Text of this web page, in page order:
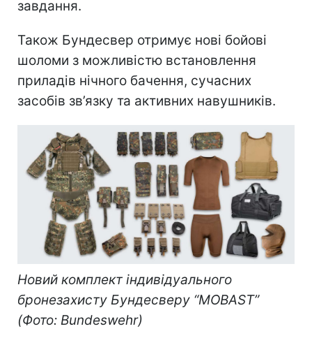
завдання.
Також Бундесвер отримує нові бойові
шоломи з можливістю встановлення
приладів нічного бачення, сучасних
засобів зв’язку та активних навушників.
Новий комплект індивідуального
бронезахисту Бундесверу “MOBAST”
(Фото: Bundeswehr)